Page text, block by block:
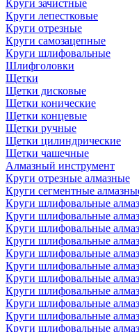
Круги зачистные
Круги лепестковые
Круги отрезные
Круги самозацепные
Круги шлифовальные
Шлифголовки
Щетки
Щетки дисковые
Щетки конические
Щетки концевые
Щетки ручные
Щетки цилиндрические
Щетки чашечные
Алмазный инструмент
Круги отрезные алмазные
Круги сегментные
Круги шлифовальные
Круги шлифовальные
Круги шлифовальные
Круги шлифовальные
Круги шлифовальные
Круги шлифовальные
Круги шлифовальные
Круги шлифовальные
Круги шлифовальные
Круги шлифовальные
Круги шлифовальные